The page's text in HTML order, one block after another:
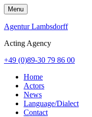
Skip
to
content
Menu
Agentur Lambsdorff
Acting Agency
+49 (0)89-30 79 86 00
Home
Actors
News
Language/Dialect
Contact